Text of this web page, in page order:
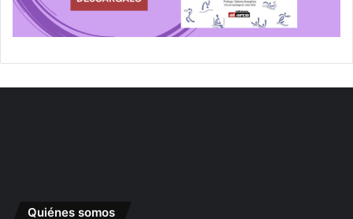
Quiénes somos